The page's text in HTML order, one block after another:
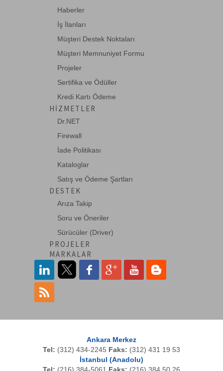
Haberler
İş İlanları
Müşteri Destek Noktaları
Müşteri Memnuniyet Formu
Projeler
Sertifika ve Ödüller
Kredi Kartı Ödeme
HIZMETLER
Dr.NET
Firewall
İade Politikası
Kataloglar
Satış ve Ödeme Şartları
DESTEK
Arıza Takip
Soru ve Öneriler
Sürücüler (Driver)
PROJELER
MARKALAR
Ankara Merkez
Tel: (312) 434-2245 Faks: (312) 431 19 53
İstanbul (Anadolu)